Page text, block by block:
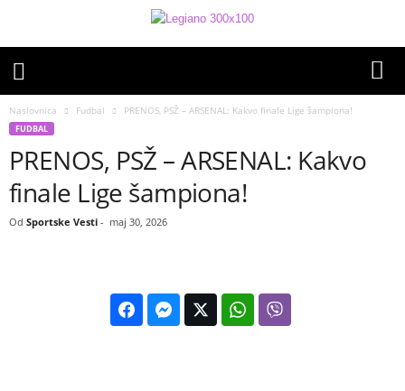
Naslovnica Fudbal PRENOS, PSŽ – ARSENAL: Kakvo finale Lige šampiona!
FUDBAL
PRENOS, PSŽ – ARSENAL: Kakvo
finale Lige šampiona!
Od Sportske Vesti - maj 30, 2026